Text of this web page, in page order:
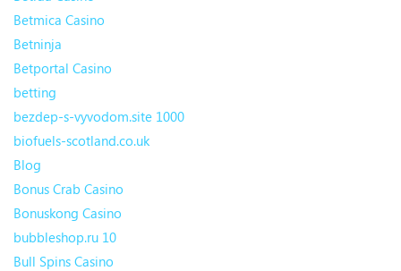
Betmica Casino
Betninja
Betportal Casino
betting
bezdep-s-vyvodom.site 1000
biofuels-scotland.co.uk
Blog
Bonus Crab Casino
Bonuskong Casino
bubbleshop.ru 10
Bull Spins Casino